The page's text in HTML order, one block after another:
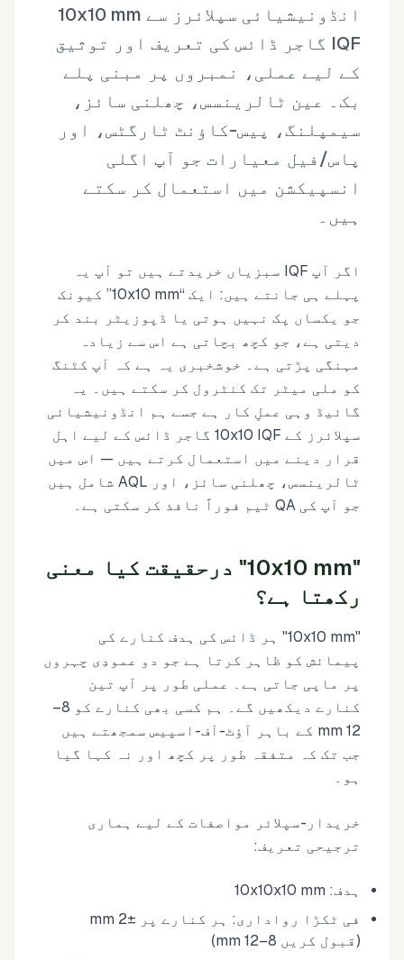
انڈونیشیائی سپلائرز سے 10x10 mm
IQF گاجر ڈائس کی تعریف اور توثیق
کے لیے عملی، نمبروں پر مبنی پلے
بک۔ عین ٹالرینسس، چھلنی سائز،
سیمپلنگ، پیس-کاؤنٹ ٹارگٹس، اور
پاس/فیل معیارات جو آپ اگلی
انسپیکشن میں استعمال کر سکتے
ہیں۔
اگر آپ IQF سبزیاں خریدتے ہیں تو آپ یہ
پہلے ہی جانتے ہیں: ایک “10x10 mm” کیونک
جو یکساں پک نہیں ہوتی یا ڈپوزیٹر بند کر
دیتی ہے، جو کچھ بچاتی ہے اس سے زیادہ
مہنگی پڑتی ہے۔ خوشخبری یہ ہے کہ آپ کٹنگ
کو ملی میٹر تک کنٹرول کر سکتے ہیں۔ یہ
گائیڈ وہی عملِ کار ہے جسے ہم انڈونیشیائی
سپلائرز کے 10x10 IQF گاجر ڈائس کے لیے اہل
قرار دینے میں استعمال کرتے ہیں — اس میں
ٹالرینسس، چھلنی سائز، اور AQL شامل ہیں
جو آپ کی QA ٹیم فوراً نافذ کر سکتی ہے۔
"10x10 mm" درحقیقت کیا معنی
رکھتا ہے؟
"10x10 mm" ہر ڈائس کی ہدف کنارے کی
پیمائش کو ظاہر کرتا ہے جو دو عمودِی چہروں
پر ماپی جاتی ہے۔ عملی طور پر آپ تین
کنارے دیکھیں گے۔ ہم کسی بھی کنارے کو 8–
12 mm کے باہر آؤٹ-آف-اسپیس سمجھتے ہیں
جب تک کہ متفقہ طور پر کچھ اور نہ کہا گیا
ہو۔
خریدار-سپلائر مواصفات کے لیے ہماری
ترجیحی تعریف:
ہدف: 10x10x10 mm
فی ٹکڑا رواداری: ہر کنارے پر ±2 mm
(قبول کریں 8–12 mm)